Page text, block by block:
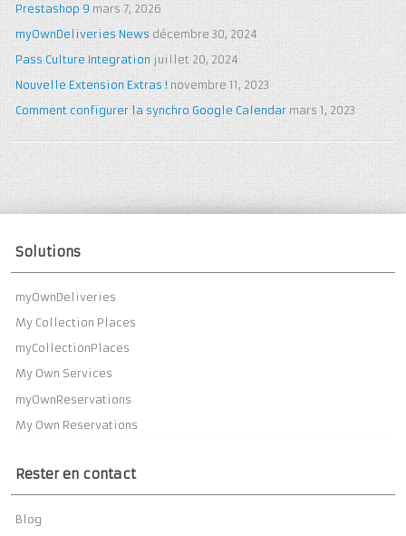
Prestashop 9 mars 7, 2026
myOwnDeliveries News décembre 30, 2024
Pass Culture Integration juillet 20, 2024
Nouvelle Extension Extras ! novembre 11, 2023
Comment configurer la synchro Google Calendar mars 1, 2023
Solutions
myOwnDeliveries
My Collection Places
myCollectionPlaces
My Own Services
myOwnReservations
My Own Reservations
Rester en contact
Blog